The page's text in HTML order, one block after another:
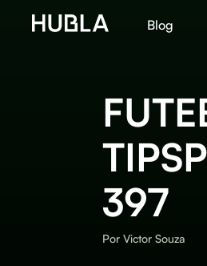
Blog
397
Por Victor Souza